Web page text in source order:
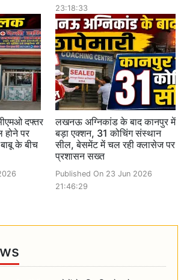
23:18:33
दफ्तर
होने पर
के बीच
लखनऊ अग्निकांड के बाद कानपुर में
बड़ा एक्शन, 31 कोचिंग संस्थान
सील, बेसमेंट में चल रही क्लासेज पर
प्रशासन सख्त
Published On 23 Jun 2026
21:46:29